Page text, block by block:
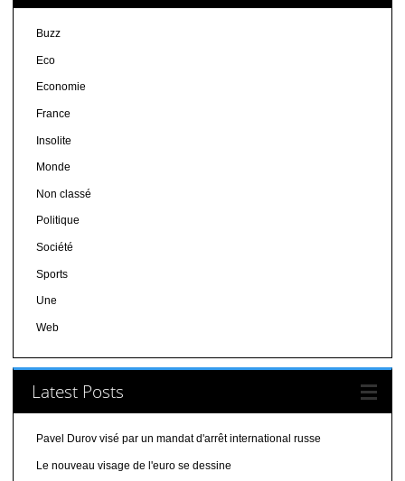
Buzz
Eco
Economie
France
Insolite
Monde
Non classé
Politique
Société
Sports
Une
Web
Latest Posts
Pavel Durov visé par un mandat d'arrêt international russe
Le nouveau visage de l'euro se dessine